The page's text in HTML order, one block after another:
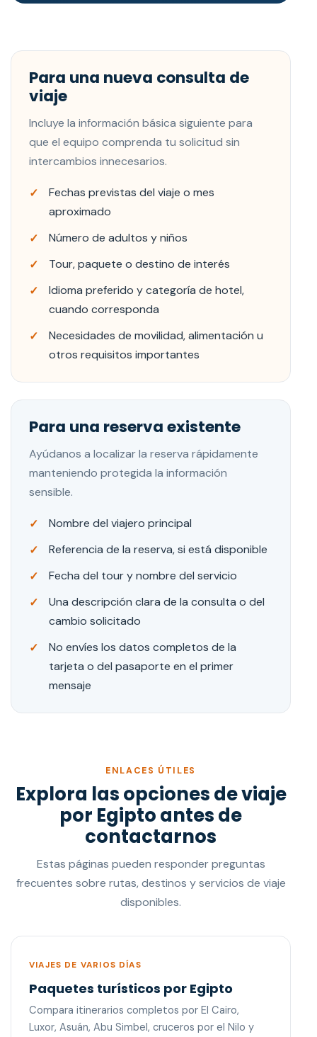
Para una nueva consulta de
viaje
Incluye la información básica siguiente para
que el equipo comprenda tu solicitud sin
intercambios innecesarios.
Fechas previstas del viaje o mes
aproximado
Número de adultos y niños
Tour, paquete o destino de interés
Idioma preferido y categoría de hotel,
cuando corresponda
Necesidades de movilidad, alimentación u
otros requisitos importantes
Para una reserva existente
Ayúdanos a localizar la reserva rápidamente
manteniendo protegida la información
sensible.
Nombre del viajero principal
Referencia de la reserva, si está disponible
Fecha del tour y nombre del servicio
Una descripción clara de la consulta o del
cambio solicitado
No envíes los datos completos de la
tarjeta o del pasaporte en el primer
mensaje
ENLACES ÚTILES
Explora las opciones de viaje
por Egipto antes de
contactarnos
Estas páginas pueden responder preguntas
frecuentes sobre rutas, destinos y servicios de viaje
disponibles.
VIAJES DE VARIOS DÍAS
Paquetes turísticos por Egipto
Compara itinerarios completos por El Cairo,
Luxor, Asuán, Abu Simbel, cruceros por el Nilo y